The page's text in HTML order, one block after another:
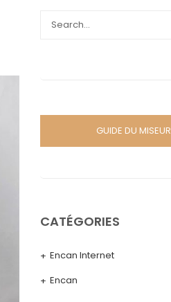
GUIDE DU MISEUR
CATÉGORIES
Encan Internet
Encan